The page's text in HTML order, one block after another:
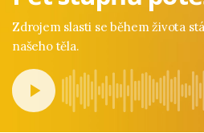
Zdrojem slasti se během života
našeho těla.